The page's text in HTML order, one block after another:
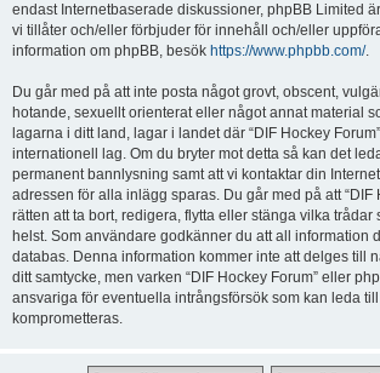
endast Internetbaserade diskussioner, phpBB Limited
vi tillåter och/eller förbjuder för innehåll och/eller
information om phpBB, besök https://www.phpbb.com/.
Du går med på att inte posta något grovt, obscent,
hotande, sexuellt orienterat eller något annat material
lagarna i ditt land, lagar i landet där “DIF Hockey
internationell lag. Om du bryter mot detta så kan det
permanent bannlysning samt att vi kontaktar din
adressen för alla inlägg sparas. Du går med på att “DIF
rätten att ta bort, redigera, flytta eller stänga vilka trådar
helst. Som användare godkänner du att all information
databas. Denna information kommer inte att delges till
ditt samtycke, men varken “DIF Hockey Forum” eller
ansvariga för eventuella intrångsförsök som kan leda
komprometteras.